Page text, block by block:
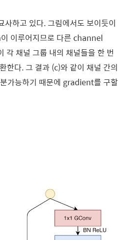
하고 있다. 그림에서도 보이듯이
이루어지므로 다른 channel
채널 그룹 내의 채널들을 한 번
다. 그 결과 (c)와 같이 채널 간의
가능하기 때문에 gradient를 구할